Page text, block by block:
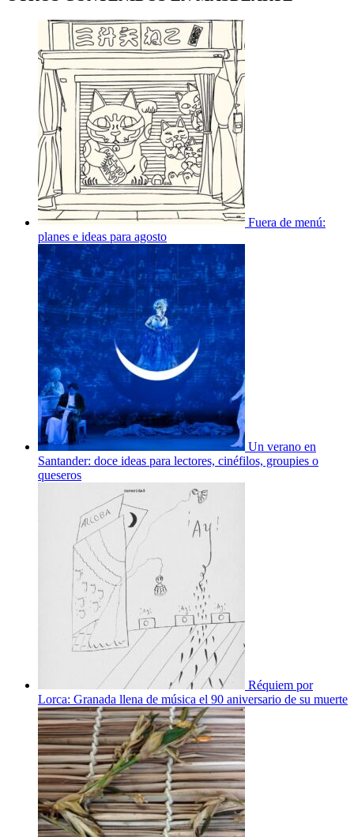
Fuera de menú:
planes e ideas para agosto
Un verano en
Santander: doce ideas para lectores, cinéfilos, groupies o
queseros
Réquiem por
Lorca: Granada llena de música el 90 aniversario de su muerte